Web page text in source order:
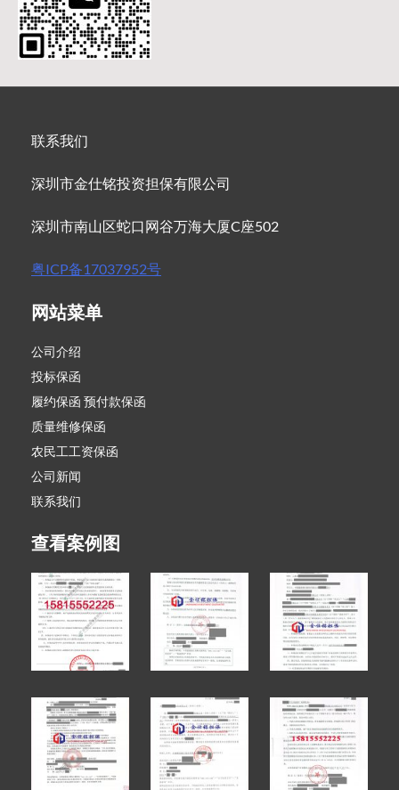
联系我们
深圳市金仕铭投资担保有限公司
深圳市南山区蛇口网谷万海大厦C座502
粤ICP备17037952号
网站菜单
公司介绍
投标保函
履约保函 预付款保函
质量维修保函
农民工工资保函
公司新闻
联系我们
查看案例图